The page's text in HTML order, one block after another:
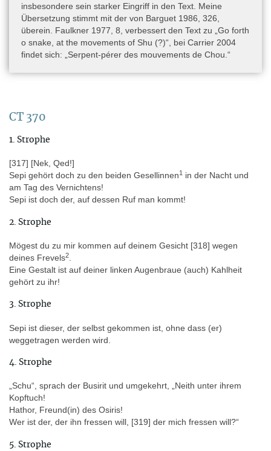
Der Sarg wurde während der Grabung von G. Daressy in Deir el-
Berscheh (November bis Dezember 1897) in der südlichen
Kammer von Schacht E („puits E“) entdeckt (siehe zum Lageplan
Daressy 1900, 23 und zum Grab ebd., 32–40). Er gehörte einem
E ist von fünf parallel angeordneten Schächten, die sich vor bzw.
manchmal auch Grab 14 genannt (nach einem Plan von Kamal)
und in den aktuellen Grabungen der Universität Leuven unter der
Leitung von H. Willems als Nr. 16L19/1 geführt (Willems et al.
gemacht haben, denn der zweite Schacht von links hat keine zwei
Grabkammern (Willems et al. 2009, 383), was bedeutet, dass
General Sepi in einem der übrigen Schächte bestattet gewesen
sein muss, und zwar in 17L10/2, dem zweiten Schacht von rechts
Datierung
(Epochen und Dynastien) » Pharaonische Zeit » Mittleres Reich »
12. Dynastie
P. Lacau datiert den Sarg aufgrund der Stilistik in die 12. Dynastie,
VII–VIII und Lacau 1906, 150). Auch Lapp ordnet ihn typologisch
in die 12. Dynastie (Lapp 1993, 77–85, 88–91, 276 [Nr. B16]). Der
Innenseitentypus 2 von Willems (1988, 20), d.h. in die Zeit
(Willems 1988, 121 [IIIab und IIIba vertauscht], 135, 190). Die
genauere chronologische Einordnung des Sarges geschieht
aufgrund der architektonischen Lage des Grabschachtes vor dem
Grab des Gaufürsten Djehutihotep, die dafür spricht, dass der
führt Lapp zu einer Datierung in die Zeit Amenemhets II. bis
insbesondere sein starker Eingriff in den Text. Meine
Übersetzung stimmt mit der von Barguet 1986, 326,
überein. Faulkner 1977, 8, verbessert den Text zu „Go forth
o snake, at the movements of Shu (?)“, bei Carrier 2004
findet sich: „Serpent-pérer des mouvements de Chou.“
CT 370
1. Strophe
[317] [Nek, Qed!]
Sepi gehört doch zu den beiden Gesellinnen1 in der Nacht und
am Tag des Vernichtens!
Sepi ist doch der, auf dessen Ruf man kommt!
2. Strophe
Mögest du zu mir kommen auf deinem Gesicht [318] wegen
deines Frevels2
Eine Gestalt ist auf deiner linken Augenbraue (auch) Kahlheit
gehört zu ihr!
3. Strophe
Sepi ist dieser, der selbst gekommen ist, ohne dass (er)
weggetragen werden wird.
4. Strophe
„Schu“, sprach der Busirit und umgekehrt, „Neith unter ihrem
Kopftuch!
Hathor, Freund(in) des Osiris!
Wer ist der, der ihn fressen will, [319] der mich fressen will?“
5. Strophe